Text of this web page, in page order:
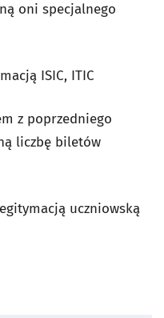
oni specjalnego
ISIC, ITIC
z poprzedniego
liczbę biletów
uczniowską